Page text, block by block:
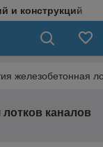
и конструкций
железобетонная
каналов